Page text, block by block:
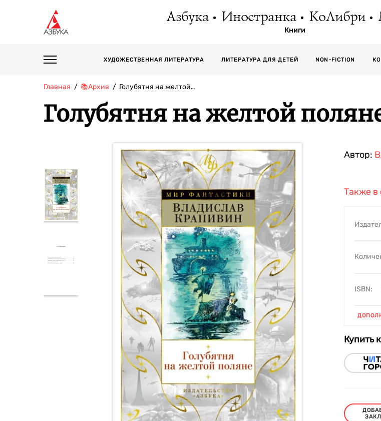
Азбука Иностранка КоЛибри
Книги
ХУДОЖЕСТВЕННАЯ ЛИТЕРАТУРА ЛИТЕРАТУРА ДЛЯ ДЕТЕЙ NON-FICTION
Главная 📚Архив Голубятня на желтой…
Голубятня на желтой
Автор:
Также в
ISBN:
Купить